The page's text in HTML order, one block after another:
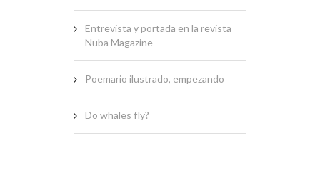
Entrevista y portada en la revista
Nuba Magazine
Poemario ilustrado, empezando
Do whales fly?